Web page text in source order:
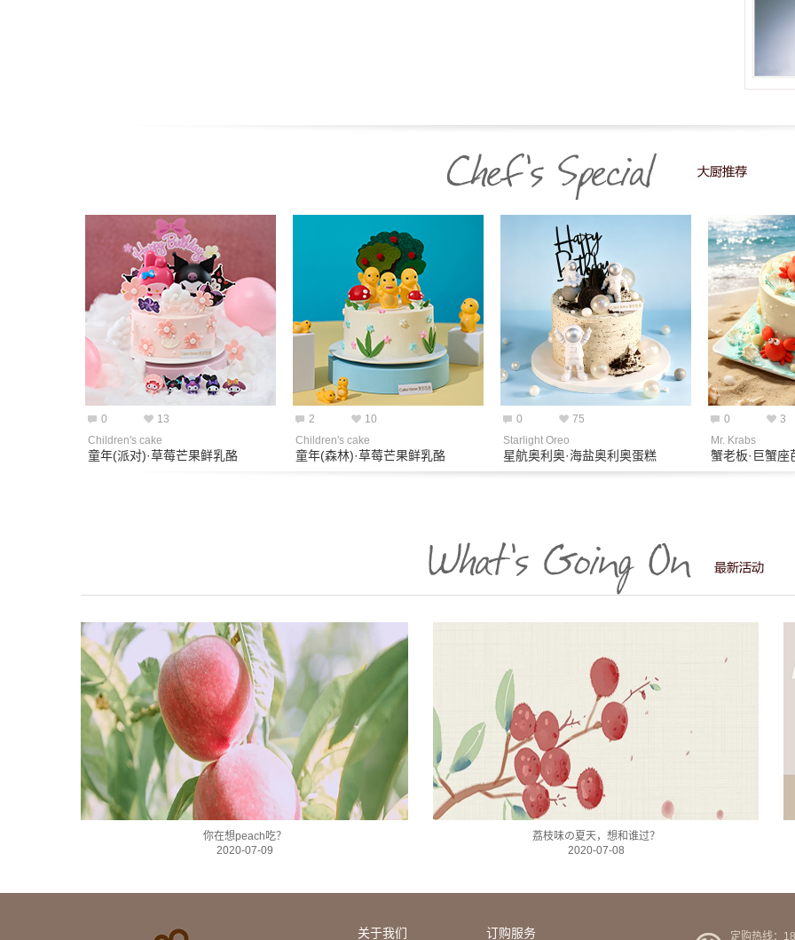
0
13
Children's cake
童年(派对)·草莓芒果鲜乳酪
2
10
Children's cake
童年(森林)·草莓芒果鲜乳酪
0
75
Starlight Oreo
星航奥利奥·海盐奥利奥蛋糕
0
3
Mr. Krabs
蟹老板·巨蟹座
你在想peach吃？
2020-07-09
荔枝味の夏天，想和谁过？
2020-07-08
关于我们 订购服务 定购热线：